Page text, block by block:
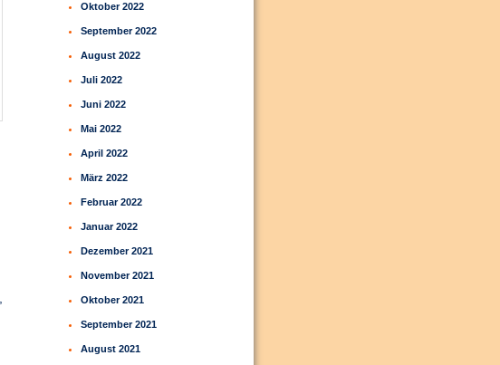
Oktober 2022
September 2022
August 2022
Juli 2022
Juni 2022
Mai 2022
April 2022
März 2022
Februar 2022
Januar 2022
Dezember 2021
November 2021
Oktober 2021
September 2021
August 2021